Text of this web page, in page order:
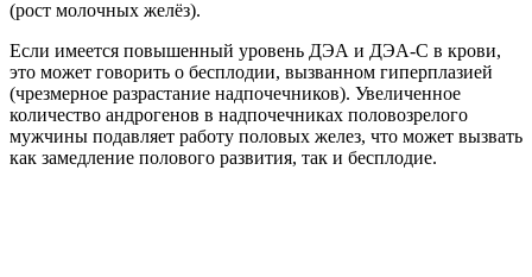
(рост молочных желёз).
Если имеется повышенный уровень ДЭА и ДЭА-С в крови,
это может говорить о бесплодии, вызванном гиперплазией
(чрезмерное разрастание надпочечников). Увеличенное
количество андрогенов в надпочечниках половозрелого
мужчины подавляет работу половых желез, что может вызвать
как замедление полового развития, так и бесплодие.